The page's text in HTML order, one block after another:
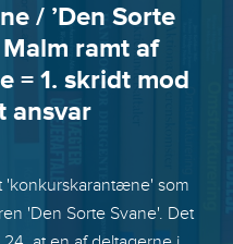
/ ’Den Sorte
ramt af
= 1. skridt mod
ansvar
'konkurskarantæne' som
'Den Sorte Svane'. Det